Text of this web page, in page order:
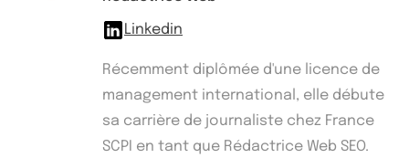
Linkedin
Récemment diplômée d'une licence de
management international, elle débute
sa carrière de journaliste chez France
SCPI en tant que Rédactrice Web SEO.